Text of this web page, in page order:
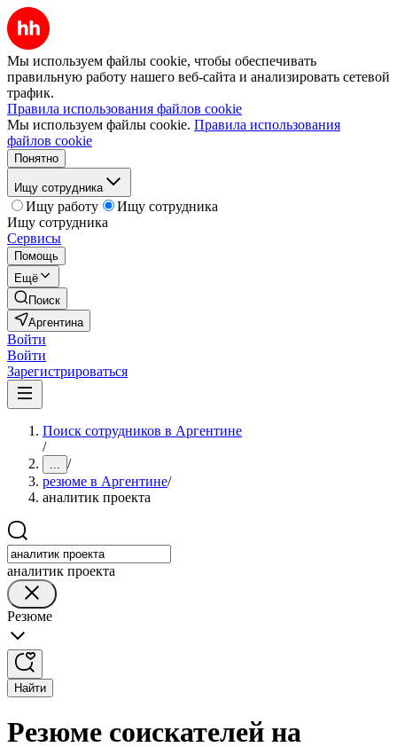
Мы используем файлы cookie, чтобы обеспечивать
правильную работу нашего веб-сайта и анализировать сетевой
трафик.
Правила использования файлов cookie
Мы используем файлы cookie. Правила использования
файлов cookie
Понятно
Ищу сотрудника
Ищу работу
Ищу сотрудника
Ищу сотрудника
Сервисы
Помощь
Ещё
Поиск
Аргентина
Войти
Войти
Зарегистрироваться
Поиск сотрудников в Аргентине
/
... /
резюме в Аргентине/
аналитик проекта
аналитик проекта
Резюме
Найти
Резюме соискателей на